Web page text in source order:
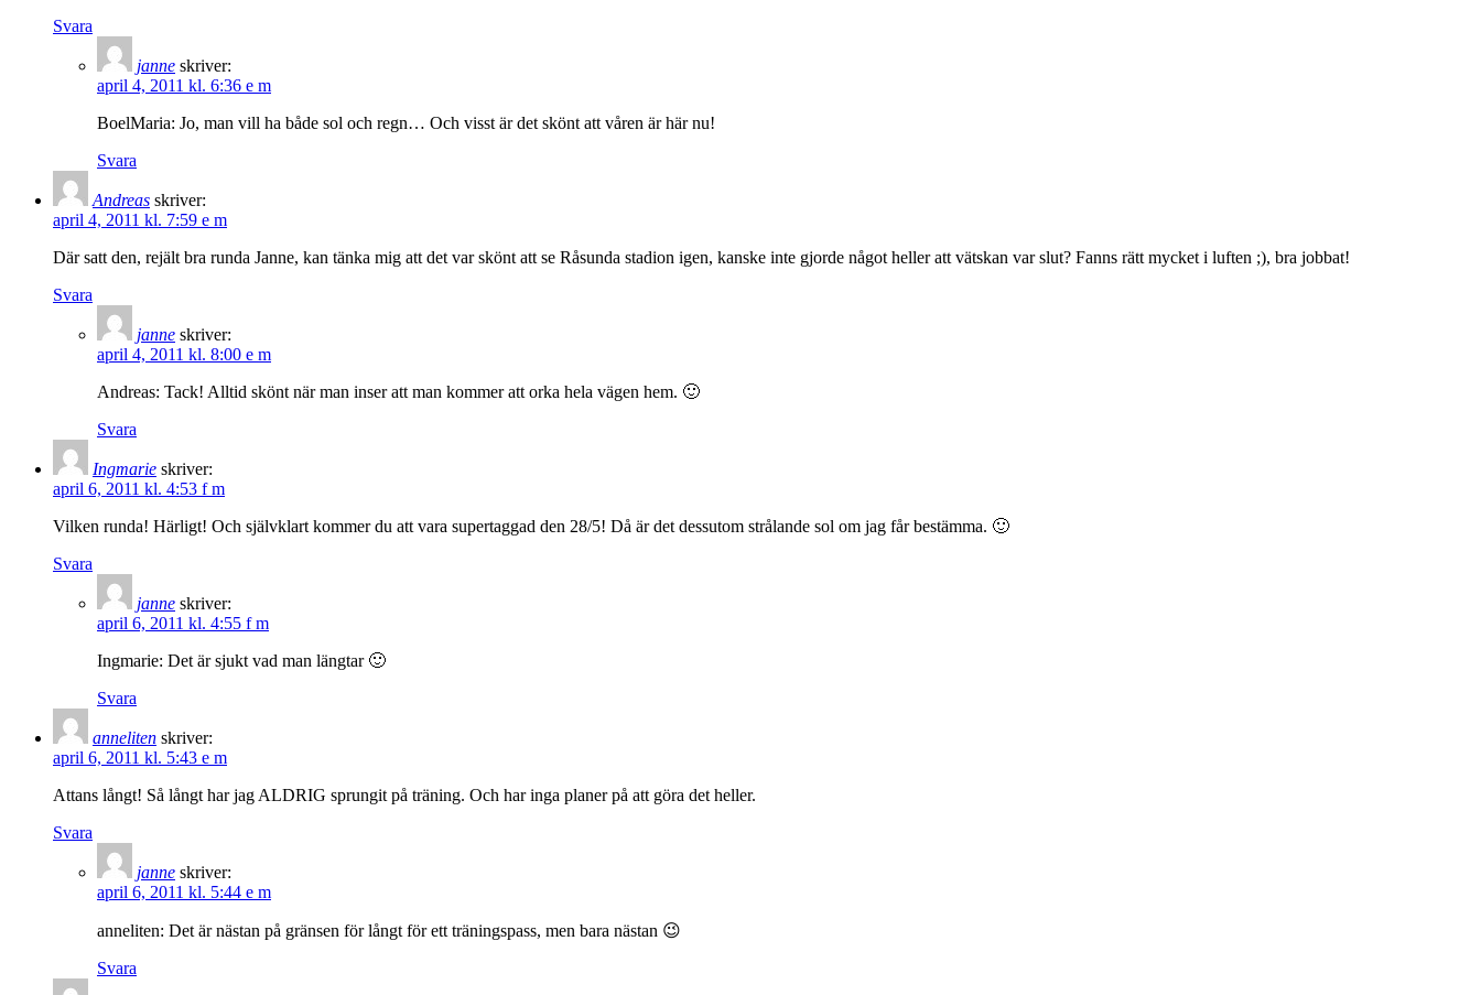
Svara
janne skriver:
april 4, 2011 kl. 6:36 e m
BoelMaria: Jo, man vill ha både sol och regn… Och visst är det skönt att våren är här nu!
Svara
Andreas skriver:
april 4, 2011 kl. 7:59 e m
Där satt den, rejält bra runda Janne, kan tänka mig att det var skönt att se Råsunda stadion igen, kanske inte gjorde något heller att vätskan var slut? Fanns rätt mycket i luften ;), bra jobbat!
Svara
janne skriver:
april 4, 2011 kl. 8:00 e m
Andreas: Tack! Alltid skönt när man inser att man kommer att orka hela vägen hem. 🙂
Svara
Ingmarie skriver:
april 6, 2011 kl. 4:53 f m
Vilken runda! Härligt! Och självklart kommer du att vara supertaggad den 28/5! Då är det dessutom strålande sol om jag får bestämma. 🙂
Svara
janne skriver:
april 6, 2011 kl. 4:55 f m
Ingmarie: Det är sjukt vad man längtar 🙂
Svara
anneliten skriver:
april 6, 2011 kl. 5:43 e m
Attans långt! Så långt har jag ALDRIG sprungit på träning. Och har inga planer på att göra det heller.
Svara
janne skriver:
april 6, 2011 kl. 5:44 e m
anneliten: Det är nästan på gränsen för långt för ett träningspass, men bara nästan 😉
Svara